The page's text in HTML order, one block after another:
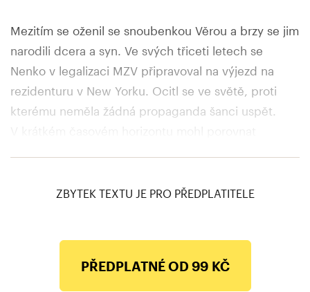
Mezitím se oženil se snoubenkou Věrou a brzy se jim
narodili dcera a syn. Ve svých třiceti letech se
Nenko v legalizaci MZV připravoval na výjezd na
rezidenturu v New Yorku. Ocitl se ve světě, proti
kterému neměla žádná propaganda šanci uspět.
ZBYTEK TEXTU JE PRO PŘEDPLATITELE
PŘEDPLATNÉ OD 99 KČ